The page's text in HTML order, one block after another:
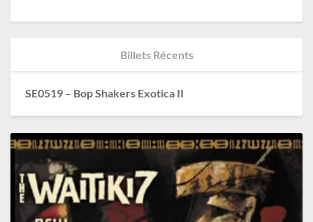
Billets Récents
SE0519 – Bop Shakers Exotica II